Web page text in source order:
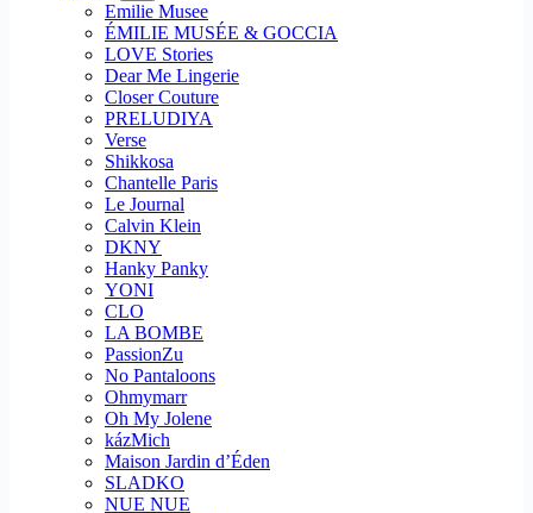
Emilie Musee
ÉMILIE MUSÉE & GOCCIA
LOVE Stories
Dear Me Lingerie
Closer Couture
PRELUDIYA
Verse
Shikkosa
Chantelle Paris
Le Journal
Calvin Klein
DKNY
Hanky Panky
YONI
CLO
LA BOMBE
PassionZu
No Pantaloons
Ohmymarr
Oh My Jolene
kázMich
Maison Jardin d’Éden
SLADKO
NUE NUE